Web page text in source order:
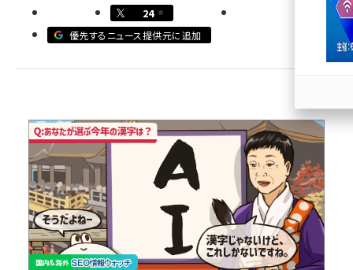
24
優先するニュース提供元に追加